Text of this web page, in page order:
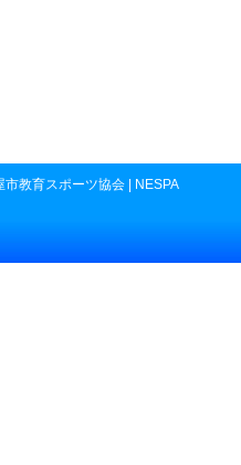
教育スポーツ協会 | NESPA